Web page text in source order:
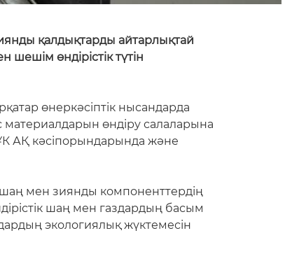
қалдықтарды айтарлықтай
шешім өндірістік түтін
өнеркәсіптік нысандарда
материалдарын өндіру салаларына
АҚ кәсіпорындарында және
шаң мен зиянды компоненттердің
шаң мен газдардың басым
экологиялық жүктемесін